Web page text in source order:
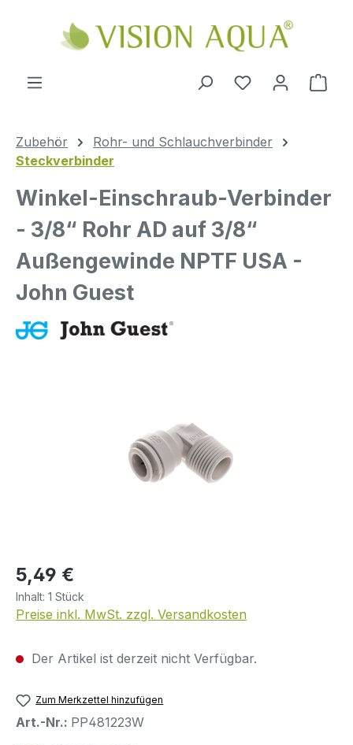
Zum Hauptinhalt springen
Zubehör
Rohr- und Schlauchverbinder
Steckverbinder
Winkel-Einschraub-Verbinder
- 3/8“ Rohr AD auf 3/8“
Außengewinde NPTF USA -
John Guest
Regulärer Preis:
5,49 €
Inhalt: 1 Stück
Preise inkl. MwSt. zzgl. Versandkosten
Der Artikel ist derzeit nicht Verfügbar.
Zum Merkzettel hinzufügen
Art.-Nr.: PP481223W